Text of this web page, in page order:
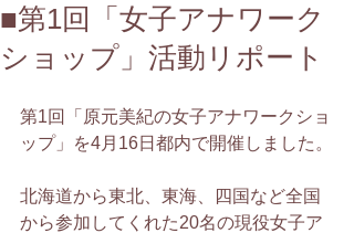
■第1回「女子アナワーク
ショップ」活動リポート
第1回「原元美紀の女子アナワークショ
ップ」を4月16日都内で開催しました。
北海道から東北、東海、四国など全国
から参加してくれた20名の現役女子ア